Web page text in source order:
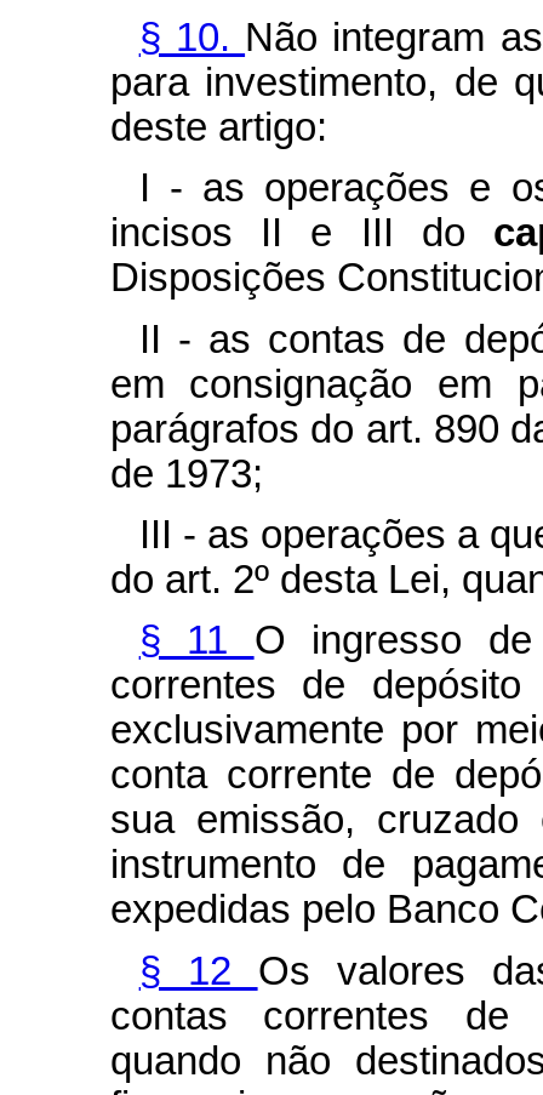
§ 10. Não integram
para investimento, de
deste artigo:
I - as operações e
incisos II e III do
Disposições
II - as contas de
em consignação em
parágrafos do art. 890
de 1973;
III - as operações a
do art. 2º desta Lei,
§ 11 O ingresso
correntes de
exclusivamente por
conta corrente de
sua emissão,
instrumento de
expedidas pelo Banco
§ 12 Os valores
contas correntes de
quando não